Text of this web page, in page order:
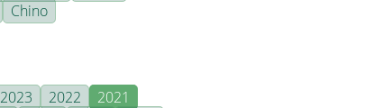
Chino
2023 2022
2021